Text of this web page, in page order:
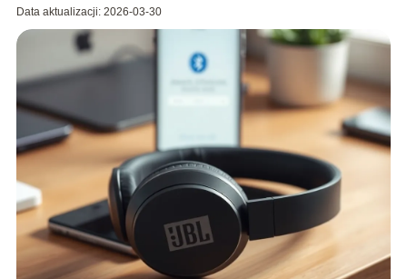
Data aktualizacji: 2026-03-30